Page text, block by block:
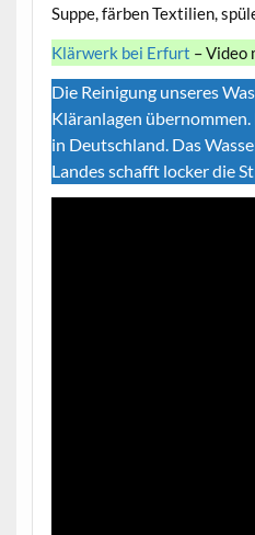
Suppe, färben Textilien,
Klärwerk bei Erfurt – Video
Die Reinigung unseres
Kläranlagen
in Deutschland. Das
Landes schafft locker die